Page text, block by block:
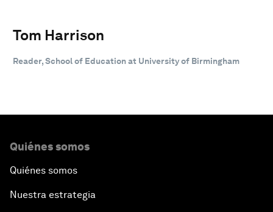
Tom Harrison
Reader, School of Education at University of Birmingham
Quiénes somos
Quiénes somos
Nuestra estrategia